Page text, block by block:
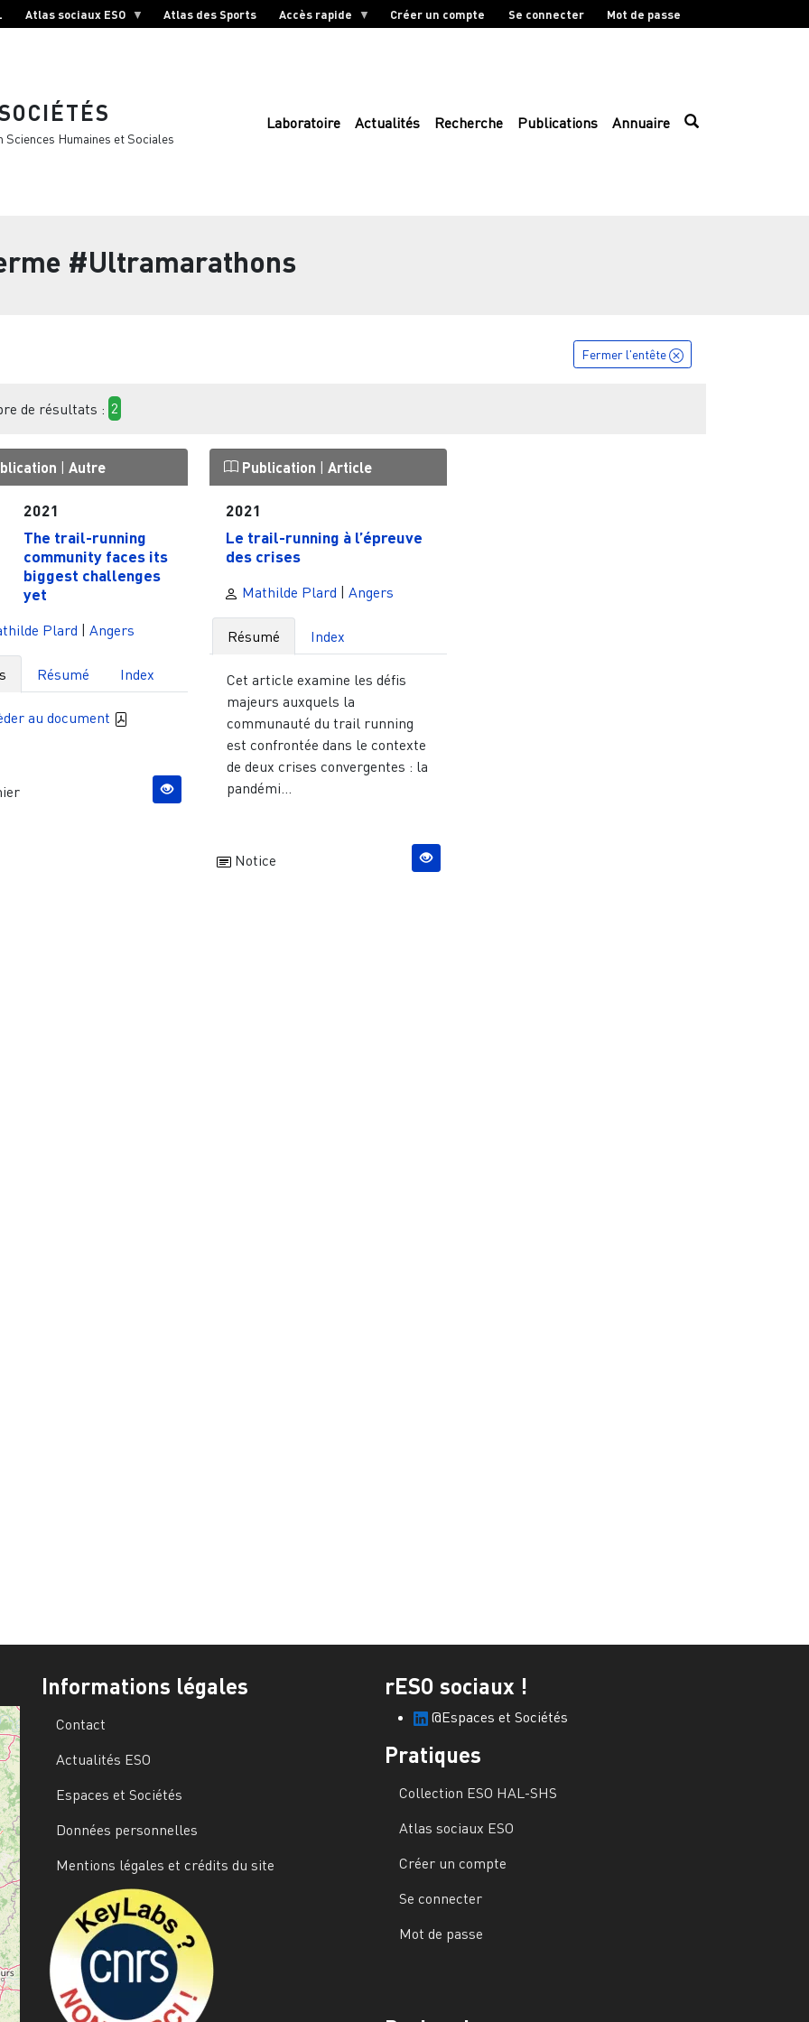
Atlas sociaux ESO Atlas des Sports Accès rapide Créer un compte Se connecter Mot de passe
Humaines et Sociales
Laboratoire Actualités Recherche Publications Annuaire
#Ultramarathons
Fermer l'entête
de résultats : 2
| Autre
2021
The trail-running
community faces its
biggest challenges
yet
Plard | Angers
Résumé Index
au document
Publication | Article
2021
Le trail-running à l’épreuve
des crises
Mathilde Plard | Angers
Résumé Index
Cet article examine les défis
majeurs auxquels la
communauté du trail running
est confrontée dans le contexte
de deux crises convergentes : la
pandémi...
Notice
Informations légales
Contact
Actualités ESO
Espaces et Sociétés
Données personnelles
Mentions légales et crédits du site
rESO sociaux !
@Espaces et Sociétés
Pratiques
Collection ESO HAL-SHS
Atlas sociaux ESO
Créer un compte
Se connecter
Mot de passe